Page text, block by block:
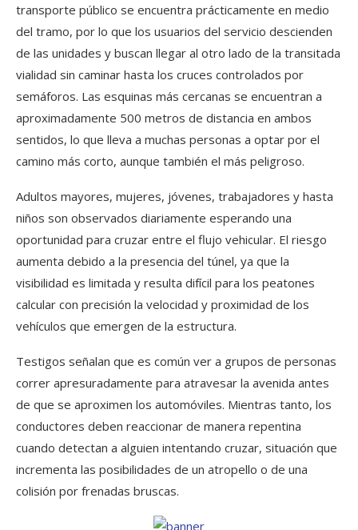
transporte público se encuentra prácticamente en medio
del tramo, por lo que los usuarios del servicio descienden
de las unidades y buscan llegar al otro lado de la transitada
vialidad sin caminar hasta los cruces controlados por
semáforos. Las esquinas más cercanas se encuentran a
aproximadamente 500 metros de distancia en ambos
sentidos, lo que lleva a muchas personas a optar por el
camino más corto, aunque también el más peligroso.
Adultos mayores, mujeres, jóvenes, trabajadores y hasta
niños son observados diariamente esperando una
oportunidad para cruzar entre el flujo vehicular. El riesgo
aumenta debido a la presencia del túnel, ya que la
visibilidad es limitada y resulta difícil para los peatones
calcular con precisión la velocidad y proximidad de los
vehículos que emergen de la estructura.
Testigos señalan que es común ver a grupos de personas
correr apresuradamente para atravesar la avenida antes
de que se aproximen los automóviles. Mientras tanto, los
conductores deben reaccionar de manera repentina
cuando detectan a alguien intentando cruzar, situación que
incrementa las posibilidades de un atropello o de una
colisión por frenadas bruscas.